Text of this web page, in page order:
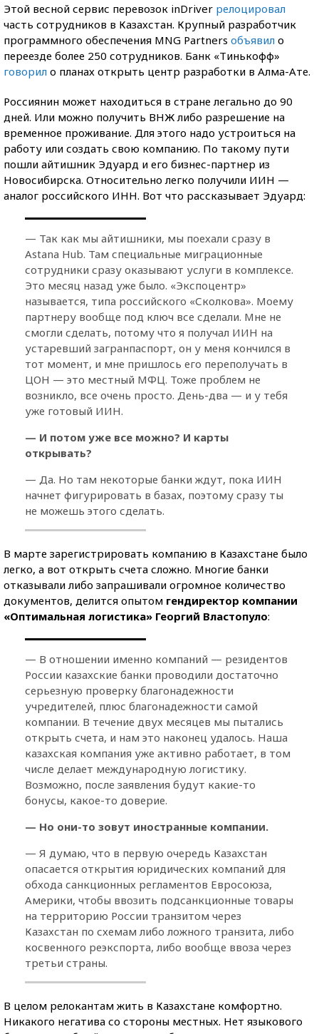
Этой весной сервис перевозок inDriver релоцировал
часть сотрудников в Казахстан. Крупный разработчик
программного обеспечения MNG Partners объявил о
переезде более 250 сотрудников. Банк «Тинькофф»
говорил о планах открыть центр разработки в Алма-Ате.
Россиянин может находиться в стране легально до 90
дней. Или можно получить ВНЖ либо разрешение на
временное проживание. Для этого надо устроиться на
работу или создать свою компанию. По такому пути
пошли айтишник Эдуард и его бизнес-партнер из
Новосибирска. Относительно легко получили ИИН —
аналог российского ИНН. Вот что рассказывает Эдуард:
— Так как мы айтишники, мы поехали сразу в
Astana Hub. Там специальные миграционные
сотрудники сразу оказывают услуги в комплексе.
Это месяц назад уже было. «Экспоцентр»
называется, типа российского «Сколкова». Моему
партнеру вообще под ключ все сделали. Мне не
смогли сделать, потому что я получал ИИН на
устаревший загранпаспорт, он у меня кончился в
тот момент, и мне пришлось его переполучать в
ЦОН — это местный МФЦ. Тоже проблем не
возникло, все очень просто. День-два — и у тебя
уже готовый ИИН.
— И потом уже все можно? И карты
открывать?
— Да. Но там некоторые банки ждут, пока ИИН
начнет фигурировать в базах, поэтому сразу ты
не можешь этого сделать.
В марте зарегистрировать компанию в Казахстане было
легко, а вот открыть счета сложно. Многие банки
отказывали либо запрашивали огромное количество
документов, делится опытом гендиректор компании
«Оптимальная логистика» Георгий Властопуло:
— В отношении именно компаний — резидентов
России казахские банки проводили достаточно
серьезную проверку благонадежности
учредителей, плюс благонадежности самой
компании. В течение двух месяцев мы пытались
открыть счета, и нам это наконец удалось. Наша
казахская компания уже активно работает, в том
числе делает международную логистику.
Возможно, после заявления будут какие-то
бонусы, какое-то доверие.
— Но они-то зовут иностранные компании.
— Я думаю, что в первую очередь Казахстан
опасается открытия юридических компаний для
обхода санкционных регламентов Евросоюза,
Америки, чтобы ввозить подсанкционные товары
на территорию России транзитом через
Казахстан по схемам либо ложного транзита, либо
косвенного реэкспорта, либо вообще ввоза через
третьи страны.
В целом релокантам жить в Казахстане комфортно.
Никакого негатива со стороны местных. Нет языкового